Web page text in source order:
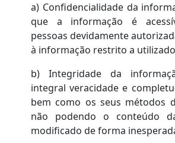
a) Confidencialidade da
que a informação é
pessoas devidamente
à informação ­restrito a
b) Integridade da
integral veracidade e
bem como os seus métodos
não podendo o conteúdo
modificado de forma